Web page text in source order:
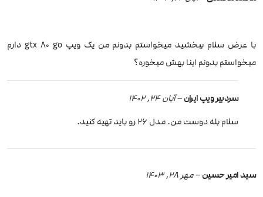
با عرض سلام ببخشید میخواستم بدونم من یک ویپ gtx 80 go دارم
میخواستم بدونم اینا بهش میخوره؟
سردبیر ویپ ایران–آبان 24, 1402
سلام بله دوست من. مدل 26 رو باید تهیه کنید.
سید امیر حسین–مهر 28, 1403